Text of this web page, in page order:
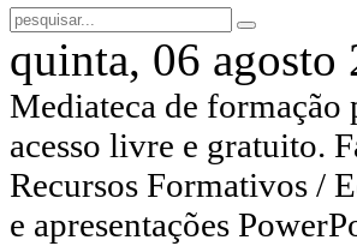
quinta, 06 agosto
Mediateca de formação
acesso livre e gratuito.
Recursos Formativos /
e apresentações